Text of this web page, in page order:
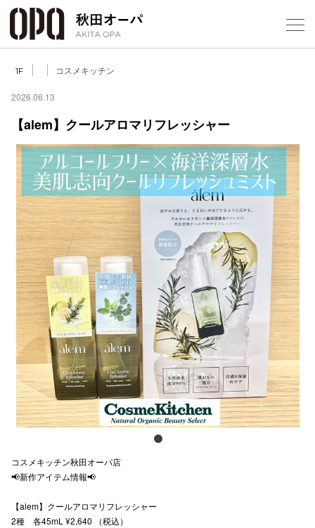
1F コスメキッチン
2026.06.13
【alem】クールアロマリフレッシャー
コスメキッチン秋田オーパ店
📢新作アイテム情報📢
【alem】クールアロマリフレッシャー
2種 各45mL ¥2,640 （税込）
フロア
ショッ
レスト
施設案内
アクセ
スタッ
電話で
公式SNS